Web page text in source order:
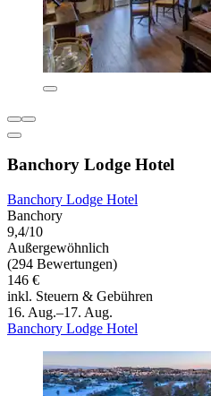
Banchory Lodge Hotel
Banchory Lodge Hotel
Banchory
9,4/10
Außergewöhnlich
(294 Bewertungen)
146 €
inkl. Steuern & Gebühren
16. Aug.–17. Aug.
Banchory Lodge Hotel